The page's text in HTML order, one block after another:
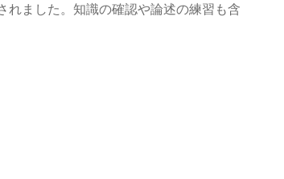
れました。知識の確認や論述の練習も含